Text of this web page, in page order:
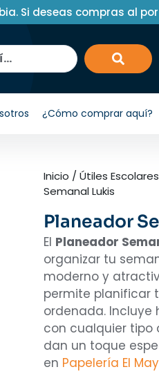
Si deseas compras al
¿Cómo comprar aquí?
Inicio / Útiles Escolares
Semanal Lukis
Planeador
El Planeador
organizar tu
moderno y
permite planificar
ordenada.
con cualquier tipo
dan un toque
en Papelería El